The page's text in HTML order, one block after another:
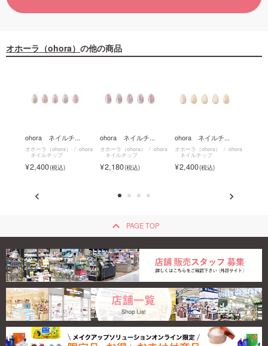
オホーラ（ohora） の他の商品
ohora ネイルチ...
オホーラ（ohora） ohora
ネイルチップ
2,400
ohora ネイルチ...
オホーラ（ohora） ohora
ネイルチップ
2,180
ohora ネイルチ...
オホーラ（ohora） ohora
ネイルチップ
2,400
keyboard_arrow_up PAGE TOP